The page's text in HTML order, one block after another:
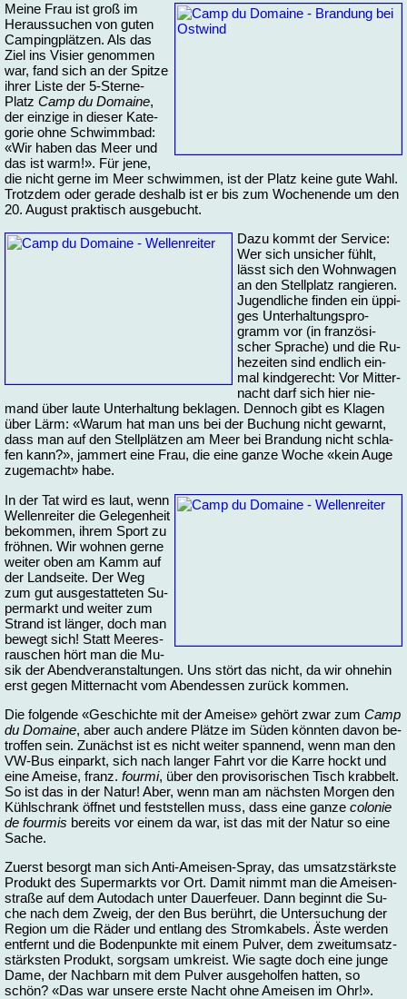
Mei­ne Frau ist groß im
Heraus­su­chen von gu­ten
Cam­ping­plät­zen. Als das
Ziel ins Vi­sier ge­nom­men
war, fand sich an der Spit­ze
ih­rer Lis­te der 5-Sterne-
Platz Camp du Do­mai­ne,
der ein­zi­ge in die­ser Ka­te­
go­rie oh­ne Schwimm­bad:
«Wir ha­ben das Meer und
das ist warm!». Für je­ne,
die nicht ger­ne im Meer schwim­men, ist der Platz kei­ne gu­te Wahl.
Trotz­dem oder ge­ra­de des­halb ist er bis zum Wo­che­n­en­de um den
20. Au­gust prak­tisch aus­ge­bucht.
Da­zu kommt der Ser­vice:
Wer sich un­si­cher fühlt,
lässt sich den Wohn­wa­gen
an den Stell­platz ran­gie­ren.
Ju­gend­li­che fin­den ein üp­pi­
ges Un­ter­hal­tungs­pro­
gramm vor (in fran­zö­si­
scher Spra­che) und die Ru­
he­zei­ten sind end­lich ein­
mal kind­ge­recht: Vor Mit­ter­
nacht darf sich hier nie­
mand über lau­te Un­ter­hal­tung be­kla­gen. Den­noch gibt es Kla­gen
über Lärm: «Wa­rum hat man uns bei der Bu­chung nicht ge­warnt,
dass man auf den Stell­plät­zen am Meer bei Bran­dung nicht schla­
fen kann?», jam­mert ei­ne Frau, die ei­ne gan­ze Wo­che «kein Au­ge
zu­ge­macht» ha­be.
In der Tat wird es laut, wenn
Wel­len­rei­ter die Ge­le­gen­heit
be­kom­men, ih­rem Sport zu
fröh­nen. Wir woh­nen ger­ne
wei­ter oben am Kamm auf
der Land­sei­te. Der Weg
zum gut aus­ge­stat­te­ten Su­
per­markt und wei­ter zum
Strand ist län­ger, doch man
be­wegt sich! Statt Mee­res­
rau­schen hört man die Mu­
sik der Abend­ver­an­stal­tun­gen. Uns stört das nicht, da wir oh­ne­hin
erst ge­gen Mit­ter­nacht vom Abend­es­sen zu­rück kom­men.
Die fol­gen­de «Ge­schich­te mit der Amei­se» ge­hört zwar zum Camp
du Do­mai­ne, aber auch an­de­re Plät­ze im Sü­den könn­ten da­von be­
trof­fen sein. Zu­nächst ist es nicht wei­ter span­nend, wenn man den
VW-Bus ein­parkt, sich nach lan­ger Fahrt vor die Kar­re hockt und
ei­ne Amei­se, franz. four­mi, über den pro­vi­so­ri­schen Tisch krab­belt.
So ist das in der Na­tur! Aber, wenn man am nächs­ten Mor­gen den
Kühl­schrank öff­net und fest­stel­len muss, dass ei­ne gan­ze co­lo­nie
de four­mis be­reits vor ei­nem da war, ist das mit der Na­tur so ei­ne
Sa­che.
Zu­erst be­sorgt man sich Anti-Amei­sen-Spray, das um­satz­stärks­te
Pro­dukt des Su­per­markts vor Ort. Da­mit nimmt man die Amei­sen­
stra­ße auf dem Au­to­dach un­ter Dau­er­feu­er. Dann be­ginnt die Su­
che nach dem Zweig, der den Bus be­rührt, die Un­ter­su­chung der
Re­gi­on um die Rä­der und ent­lang des Strom­ka­bels. Äs­te wer­den
ent­fernt und die Bo­den­punk­te mit ei­nem Pul­ver, dem zweit­um­satz­
stärks­ten Pro­dukt, sorg­sam um­kreist. Wie sag­te doch ei­ne jun­ge
Da­me, der Nach­barn mit dem Pul­ver aus­ge­hol­fen hat­ten, so
schön? «Das war un­se­re ers­te Nacht oh­ne Amei­sen im Ohr!».